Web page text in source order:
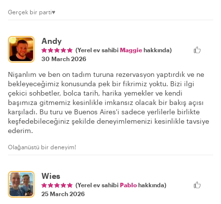
Gerçek bir parti♥️
Andy
(Yerel ev sahibi Maggie hakkında)
30 March 2026
Nişanlım ve ben on tadım turuna rezervasyon yaptırdık ve ne
bekleyeceğimiz konusunda pek bir fikrimiz yoktu. Bizi ilgi
çekici sohbetler, bolca tarih, harika yemekler ve kendi
başımıza gitmemiz kesinlikle imkansız olacak bir bakış açısı
karşıladı. Bu turu ve Buenos Aires'i sadece yerlilerle birlikte
keşfedebileceğiniz şekilde deneyimlemenizi kesinlikle tavsiye
ederim.
Olağanüstü bir deneyim!
Wies
(Yerel ev sahibi Pablo hakkında)
25 March 2026